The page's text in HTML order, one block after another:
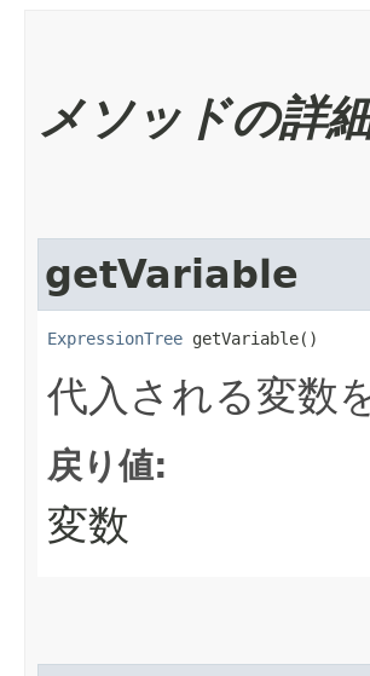
メソッドの詳
getVariable
ExpressionTree getVariable()
代入される変数
戻り値:
変数